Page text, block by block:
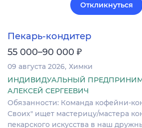
Откликнуться
Пекарь-кондитер
55 000–90 000 ₽
09 августа 2026 Химки
ИНДИВИДУАЛЬНЫЙ
АЛЕКСЕЙ СЕРГЕЕВИЧ
Обязанности: Команда кофейни-
Своих" ищет мастерицу/мастера
пекарского искусства в наш